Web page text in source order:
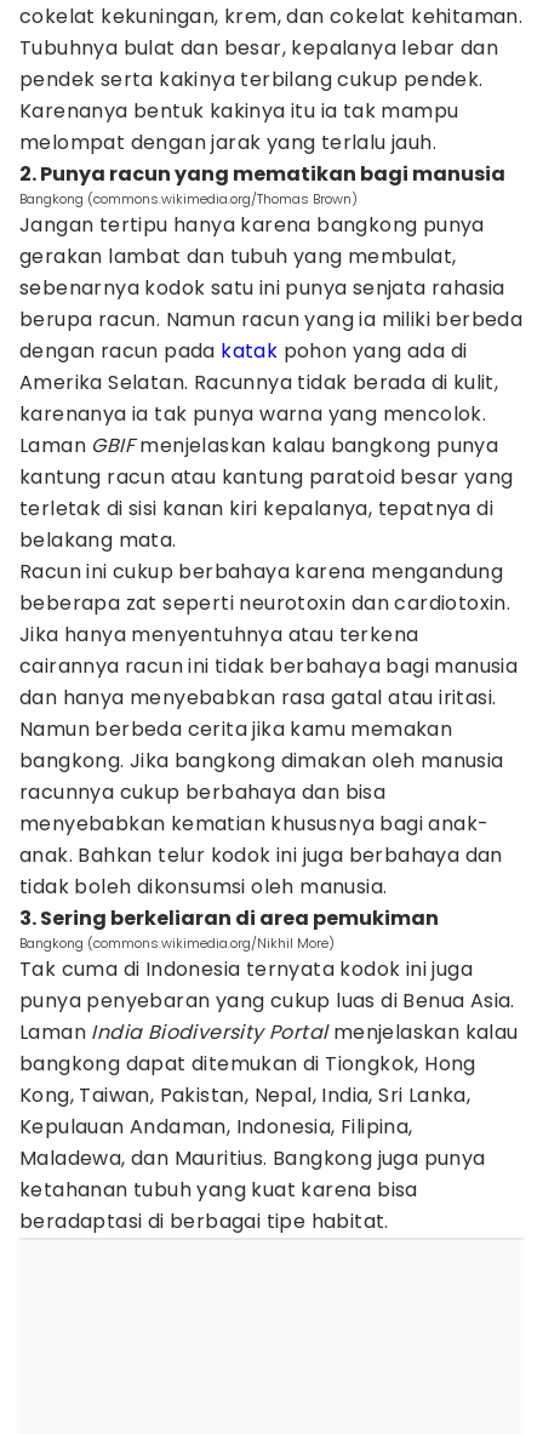
cokelat kekuningan, krem, dan cokelat kehitaman.
Tubuhnya bulat dan besar, kepalanya lebar dan
pendek serta kakinya terbilang cukup pendek.
Karenanya bentuk kakinya itu ia tak mampu
melompat dengan jarak yang terlalu jauh.
2. Punya racun yang mematikan bagi manusia
Bangkong (commons.wikimedia.org/Thomas Brown)
Jangan tertipu hanya karena bangkong punya
gerakan lambat dan tubuh yang membulat,
sebenarnya kodok satu ini punya senjata rahasia
berupa racun. Namun racun yang ia miliki berbeda
dengan racun pada katak pohon yang ada di
Amerika Selatan. Racunnya tidak berada di kulit,
karenanya ia tak punya warna yang mencolok.
Laman GBIFmenjelaskan kalau bangkong punya
kantung racun atau kantung paratoid besar yang
terletak di sisi kanan kiri kepalanya, tepatnya di
belakang mata.
Racun ini cukup berbahaya karena mengandung
beberapa zat seperti neurotoxin dan cardiotoxin.
Jika hanya menyentuhnya atau terkena
cairannya racun ini tidak berbahaya bagi manusia
dan hanya menyebabkan rasa gatal atau iritasi.
Namun berbeda cerita jika kamu memakan
bangkong. Jika bangkong dimakan oleh manusia
racunnya cukup berbahaya dan bisa
menyebabkan kematian khususnya bagi anak-
anak. Bahkan telur kodok ini juga berbahaya dan
tidak boleh dikonsumsi oleh manusia.
3. Sering berkeliaran di area pemukiman
Bangkong (commons.wikimedia.org/Nikhil More)
Tak cuma di Indonesia ternyata kodok ini juga
punya penyebaran yang cukup luas di Benua Asia.
Laman India Biodiversity Portalmenjelaskan kalau
bangkong dapat ditemukan di Tiongkok, Hong
Kong, Taiwan, Pakistan, Nepal, India, Sri Lanka,
Kepulauan Andaman, Indonesia, Filipina,
Maladewa, dan Mauritius. Bangkong juga punya
ketahanan tubuh yang kuat karena bisa
beradaptasi di berbagai tipe habitat.